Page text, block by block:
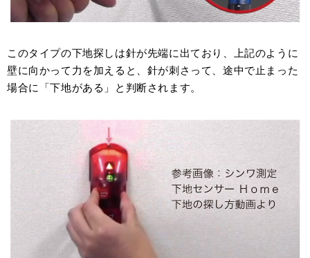
このタイプの下地探しは針が先端に出ており、上記のように
壁に向かって力を加えると、針が刺さって、途中で止まった
場合に「下地がある」と判断されます。